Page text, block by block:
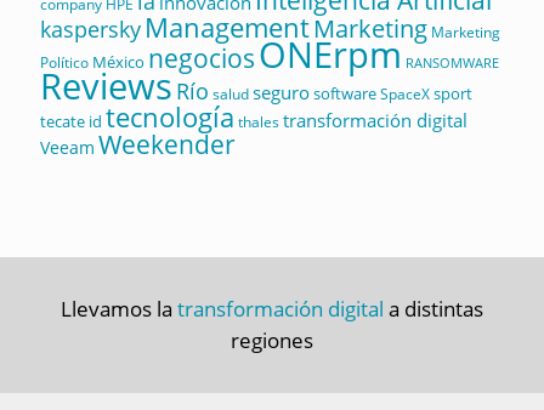
company
kaspersky ManagementMarketing Marketing
Político México negociosONErpm RANSOMWARE
Reviews Río saludsegurosoftwareSpaceXsport
tecate id tecnología thalestransformación digital
Veeam Weekender
Llevamos la transformación digital a distintas
regiones